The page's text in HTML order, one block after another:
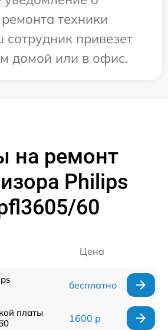
техники
сотрудник привезет
домой или в офис.
на ремонт
Philips
60
Цена
бесплатно
платы
1600 р